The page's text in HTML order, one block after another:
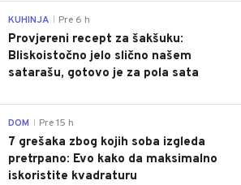
KUHINJA Pre 6 h
Provjereni recept za šakšuku:
Bliskoistočno jelo slično našem
satarašu, gotovo je za pola sata
DOM Pre 15 h
7 grešaka zbog kojih soba izgleda
pretrpano: Evo kako da maksimalno
iskoristite kvadraturu